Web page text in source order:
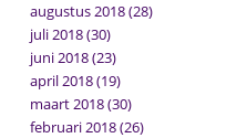
augustus 2018(28)
juli 2018(30)
juni 2018(23)
april 2018(19)
maart 2018(30)
februari 2018(26)